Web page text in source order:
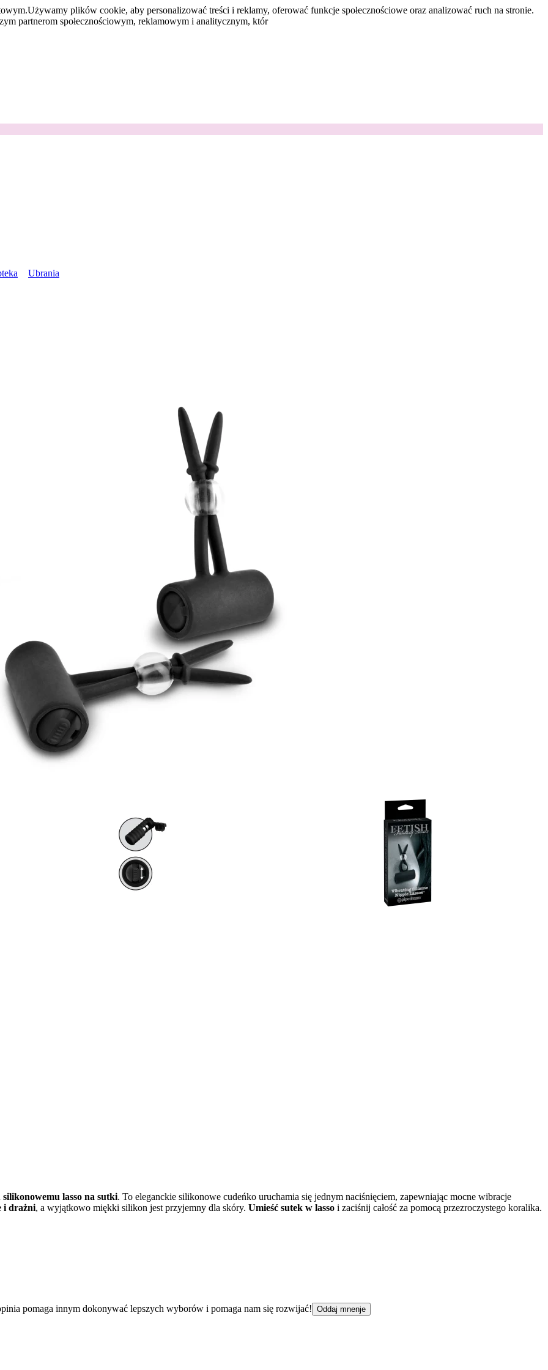
Używamy plików cookie, aby personalizować treści i reklamy, oferować funkcje społecznościowe oraz analizować ruch na stronie.
partnerom społecznościowym, reklamowym i analitycznym, któr
Ubrania
lasso na sutki. To eleganckie silikonowe cudeńko uruchamia się jednym naciśnięciem, zapewniając mocne wibracje
i drażni, a wyjątkowo miękki silikon jest przyjemny dla skóry. Umieść sutek w lasso i zaciśnij całość za pomocą przezroczystego koralika.
pomaga innym dokonywać lepszych wyborów i pomaga nam się rozwijać! Oddaj mnenje